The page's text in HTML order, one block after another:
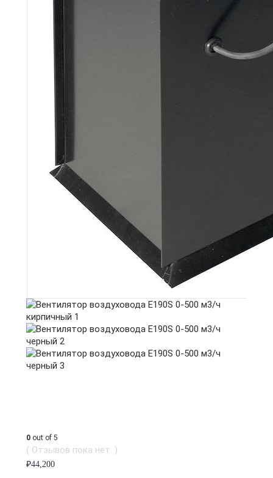
0 out of 5
( Отзывов пока нет. )
₽44,200